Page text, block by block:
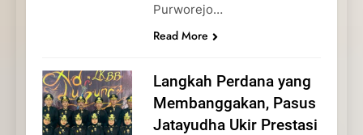
Purworejo…
Read More
Langkah Perdana yang
Membanggakan, Pasus
Jatayudha Ukir Prestasi